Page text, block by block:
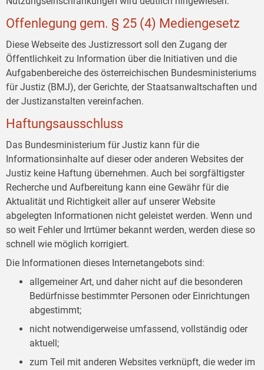
Offenlegung gem. § 25 (4) Mediengesetz
Diese Webseite des Justizressort soll den Zugang der
Öffentlichkeit zu Information über die Initiativen und die
Aufgabenbereiche des österreichischen Bundesministeriums
für Justiz (BMJ), der Gerichte, der Staatsanwaltschaften und
der Justizanstalten vereinfachen.
Haftungsausschluss
Das Bundesministerium für Justiz kann für die
Informationsinhalte auf dieser oder anderen Websites der
Justiz keine Haftung übernehmen. Auch bei sorgfältigster
Recherche und Aufbereitung kann eine Gewähr für die
Aktualität und Richtigkeit aller auf unserer Website
abgelegten Informationen nicht geleistet werden. Wenn und
so weit Fehler und Irrtümer bekannt werden, werden diese so
schnell wie möglich korrigiert.
Die Informationen dieses Internetangebots sind:
allgemeiner Art, und daher nicht auf die besonderen
Bedürfnisse bestimmter Personen oder Einrichtungen
abgestimmt;
nicht notwendigerweise umfassend, vollständig oder
aktuell;
zum Teil mit anderen Websites verknüpft, die weder im